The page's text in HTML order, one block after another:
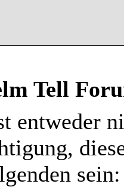
Tell
entweder
sein: